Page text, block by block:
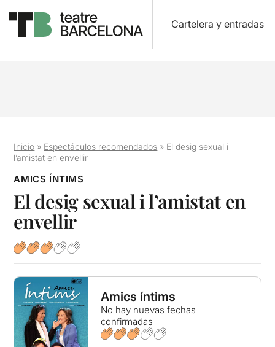
Cartelera y entradas
Inicio » Espectáculos recomendados » El desig sexual i
l’amistat en envellir
AMICS ÍNTIMS
El desig sexual i l’amistat en
envellir
Amics íntims
No hay nuevas fechas
confirmadas